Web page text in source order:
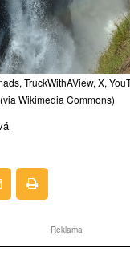
TruckWithAView, X,
Wikimedia Commons)
Reklama